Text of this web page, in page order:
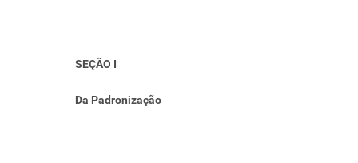
SEÇÃO I
Da Padronização